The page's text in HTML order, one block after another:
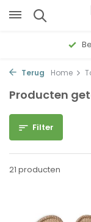
Bezoek
Terug Home
Producten
Filter
21 producten